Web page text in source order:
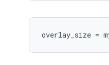
overlay_size =